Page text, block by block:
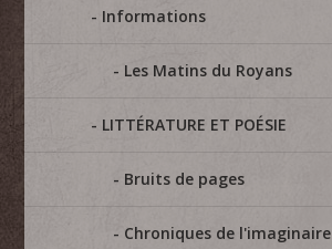
Informations
Les Matins du Royans
LITTÉRATURE ET POÉSIE
Bruits de pages
Chroniques de l'imaginaire